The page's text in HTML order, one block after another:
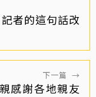
者的這句話改
下一篇 →
感謝各地親友